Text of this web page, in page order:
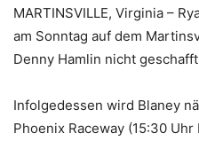
MARTINSVILLE, Virginia –
am Sonntag auf dem
Denny Hamlin nicht
Infolgedessen wird Blaney
Phoenix Raceway (15:30 Uhr